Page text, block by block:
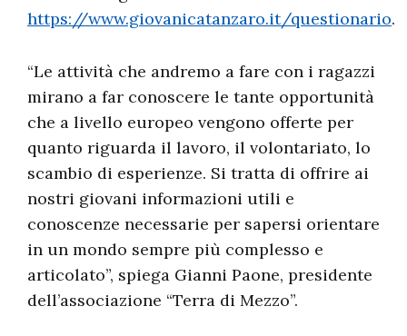
https://www.giovanicatanzaro.it/questionario.
“Le attività che andremo a fare con i ragazzi
mirano a far conoscere le tante opportunità
che a livello europeo vengono offerte per
quanto riguarda il lavoro, il volontariato, lo
scambio di esperienze. Si tratta di offrire ai
nostri giovani informazioni utili e
conoscenze necessarie per sapersi orientare
in un mondo sempre più complesso e
articolato”, spiega Gianni Paone, presidente
dell’associazione “Terra di Mezzo”.